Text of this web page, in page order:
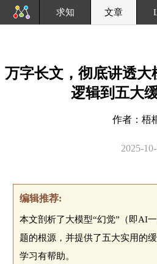
求知 文章
万字长文，彻底讲透大
逻辑到五大
作者：梧
2025-
编辑推荐:
本文剖析了大模型“幻觉”（即AI
题的根源，并提供了五大实用的
学习有帮助。